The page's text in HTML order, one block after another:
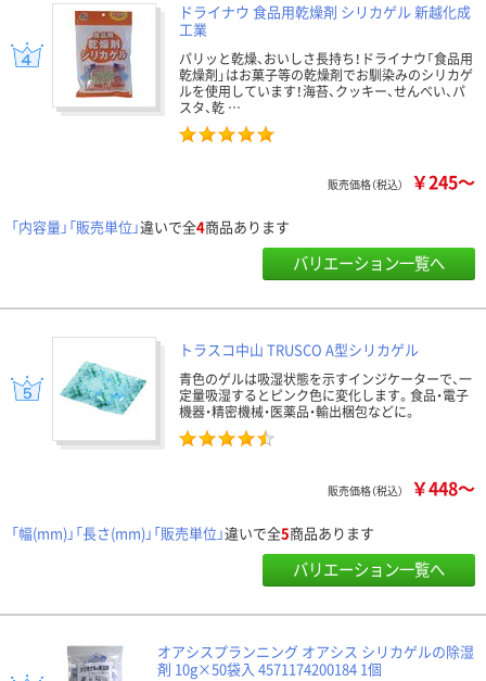
ドライナウ 食品用乾燥剤 シリカゲル 新越化成
工業
パリッと乾燥、おいしさ長持ち！ドライナウ「食品用
乾燥剤」はお菓子等の乾燥剤でお馴染みのシリカゲ
ルを使用しています！海苔、クッキー、せんべい、パ
スタ、乾 …
販売価格（税込） ￥245～
「内容量」「販売単位」違いで全4商品あります
バリエーション一覧へ
トラスコ中山 TRUSCO A型シリカゲル
青色のゲルは吸湿状態を示すインジケーターで、一
定量吸湿するとピンク色に変化します。食品・電子
機器・精密機械・医薬品・輸出梱包などに。
販売価格（税込） ￥448～
「幅(mm)」「長さ(mm)」「販売単位」違いで全5商品あります
バリエーション一覧へ
オアシスプランニング オアシス シリカゲルの除湿
剤 10g×50袋入 4571174200184 1個